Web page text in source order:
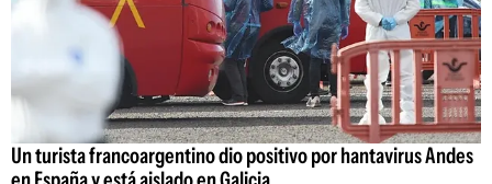
Un turista francoargentino dio positivo por hantavirus Andes